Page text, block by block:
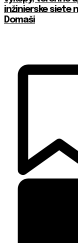
inžinierske siete
Domaši